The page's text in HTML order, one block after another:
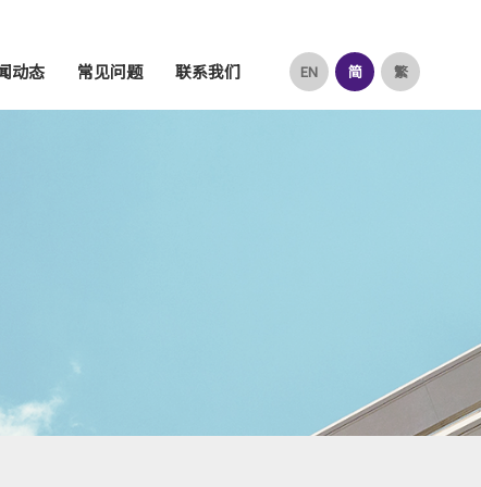
动态 常见问题 联系我们 EN 简 繁